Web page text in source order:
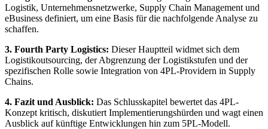
Logistik, Unternehmensnetzwerke, Supply Chain Management und
eBusiness definiert, um eine Basis für die nachfolgende Analyse zu
schaffen.
3. Fourth Party Logistics: Dieser Hauptteil widmet sich dem
Logistikoutsourcing, der Abgrenzung der Logistikstufen und der
spezifischen Rolle sowie Integration von 4PL-Providern in Supply
Chains.
4. Fazit und Ausblick: Das Schlusskapitel bewertet das 4PL-
Konzept kritisch, diskutiert Implementierungshürden und wagt einen
Ausblick auf künftige Entwicklungen hin zum 5PL-Modell.